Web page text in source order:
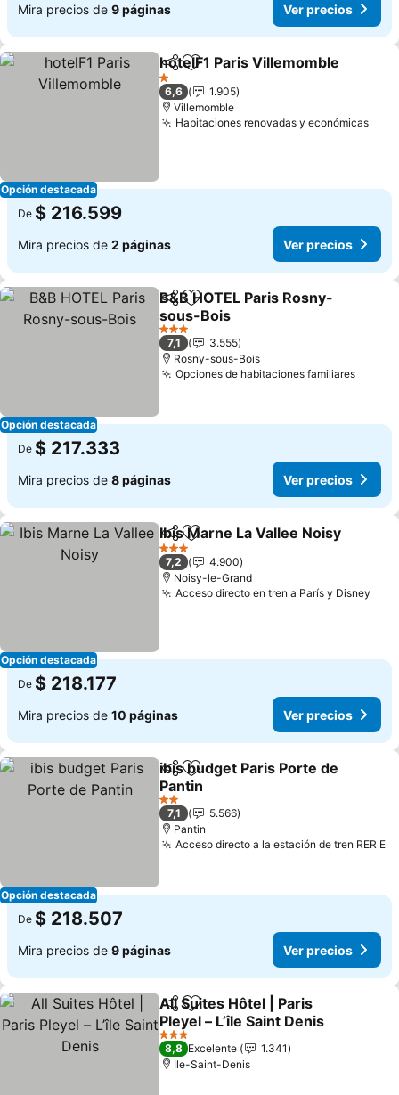
Mira precios de 9 páginas Ver precios
Opción destacada
CompartirAgregar a favoritos
hotelF1 Paris Villemomble
1 Estrellas
6,6
1.905
Villemomble
Habitaciones renovadas y económicasVer
De $ 216.599
Mira precios de 2 páginas Ver precios
Opción destacada
CompartirAgregar a favoritos
B&B HOTEL Paris Rosny-
sous-Bois
Ver precios
3 Estrellas
7,1
3.555
Rosny-sous-Bois
Opciones de habitaciones familiaresVer
De $ 217.333
Mira precios de 8 páginas Ver precios
Opción destacada
CompartirAgregar a favoritos
Ibis Marne La Vallee Noisy
3 Estrellas
7,2
4.900
Noisy-le-Grand
Acceso directo en tren a París y Disney
De $ 218.177
Mira precios de 10 páginas Ver precios
Opción destacada
CompartirAgregar a favoritos
ibis budget Paris Porte de
Pantin
Ver precios
2 Estrellas
7,1
5.566
Pantin
Acceso directo a la estación de tren RER E
De $ 218.507
Mira precios de 9 páginas Ver precios
CompartirAgregar a favoritos
All Suites Hôtel | Paris
Pleyel – L’île Saint Denis
Ver precios
3 Estrellas
8,8 Excelente
1.341
Ile-Saint-Denis